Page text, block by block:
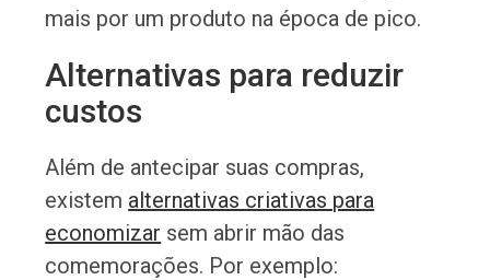
mais por um produto na época de pico.
Alternativas para reduzir
custos
Além de antecipar suas compras,
existem alternativas criativas para
economizar sem abrir mão das
comemorações. Por exemplo: